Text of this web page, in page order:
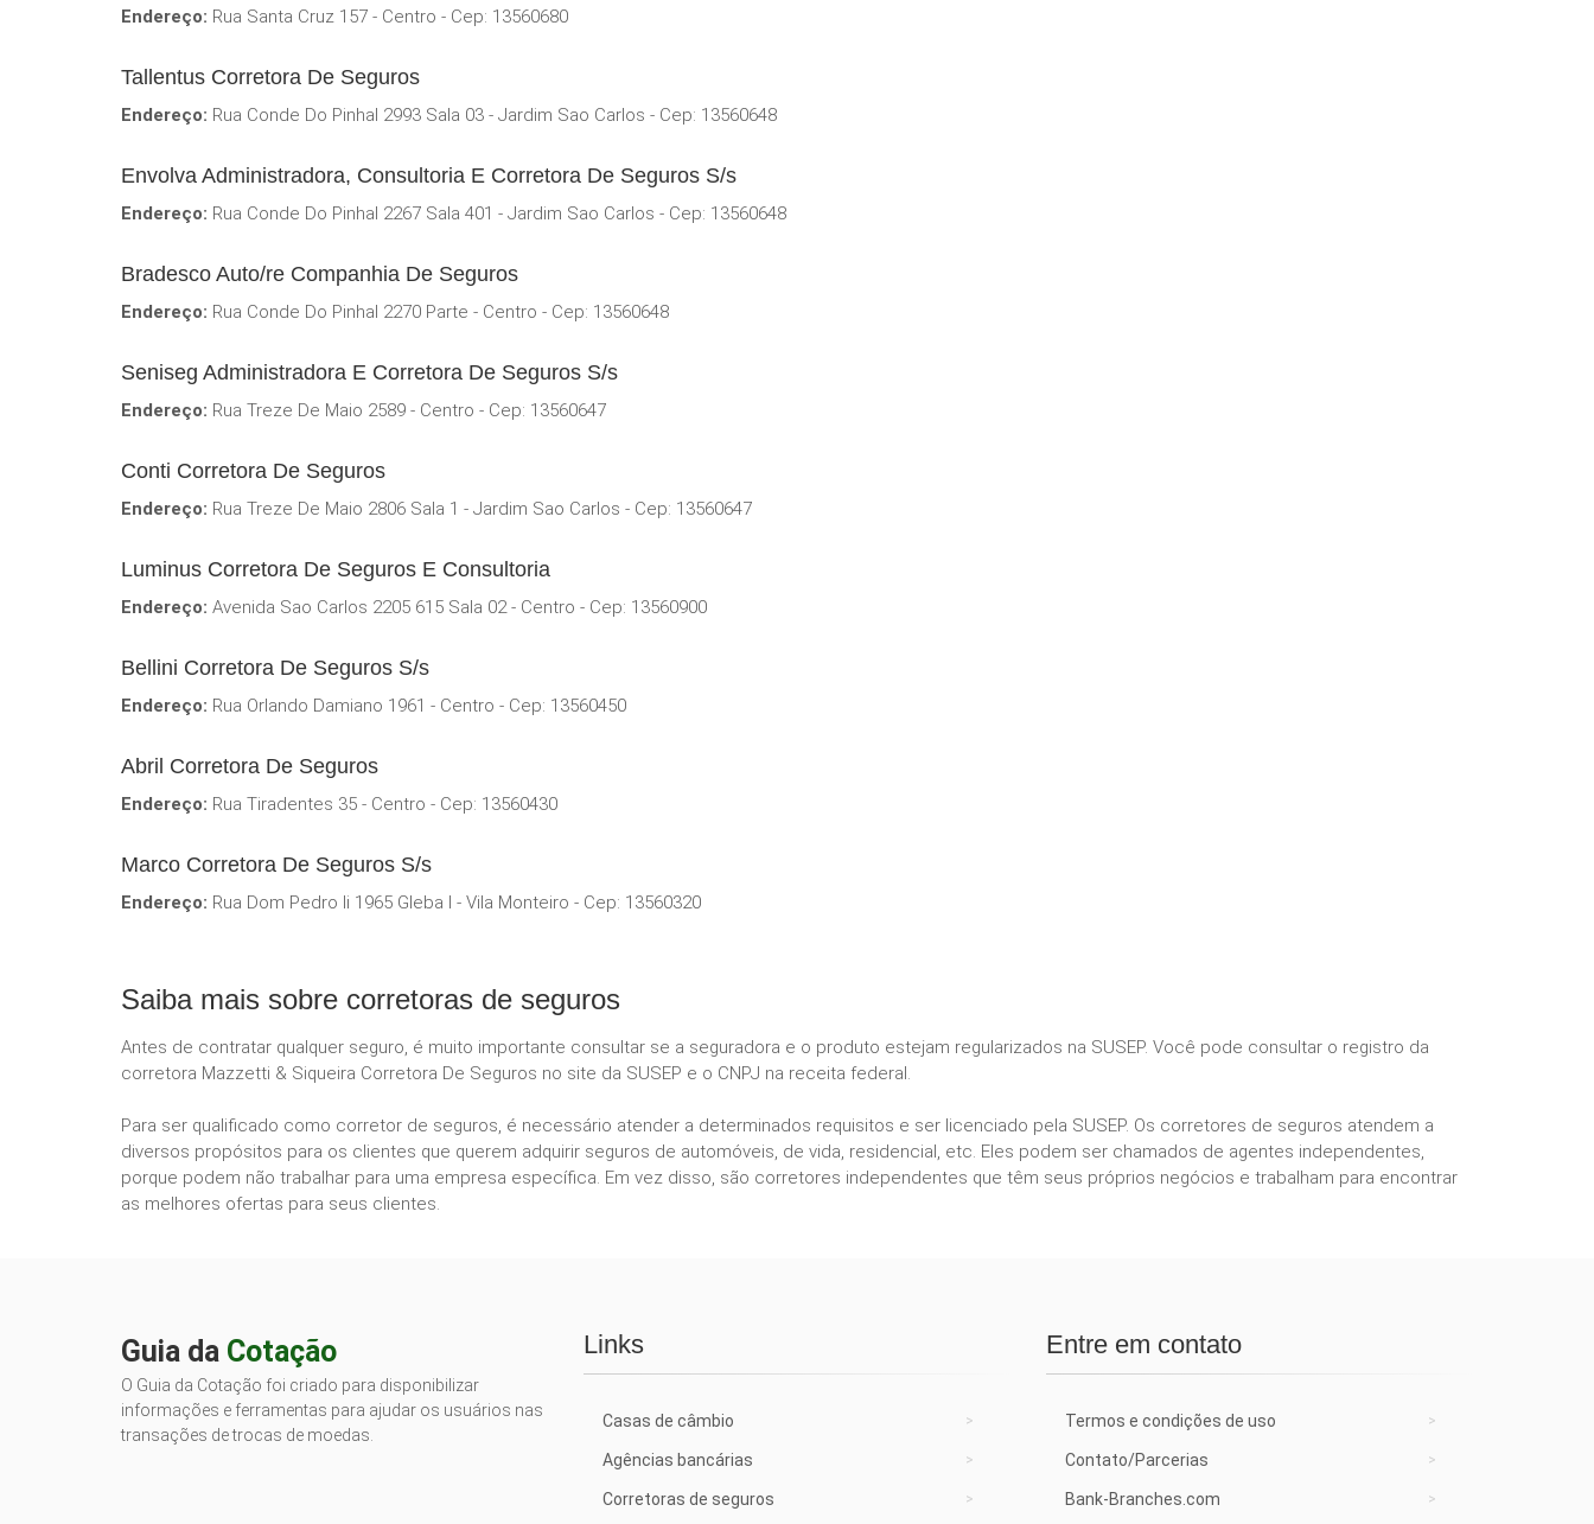
Endereço: Rua Santa Cruz 157 - Centro - Cep: 13560680
Tallentus Corretora De Seguros
Endereço: Rua Conde Do Pinhal 2993 Sala 03 - Jardim Sao Carlos - Cep: 13560648
Envolva Administradora, Consultoria E Corretora De Seguros S/s
Endereço: Rua Conde Do Pinhal 2267 Sala 401 - Jardim Sao Carlos - Cep: 13560648
Bradesco Auto/re Companhia De Seguros
Endereço: Rua Conde Do Pinhal 2270 Parte - Centro - Cep: 13560648
Seniseg Administradora E Corretora De Seguros S/s
Endereço: Rua Treze De Maio 2589 - Centro - Cep: 13560647
Conti Corretora De Seguros
Endereço: Rua Treze De Maio 2806 Sala 1 - Jardim Sao Carlos - Cep: 13560647
Luminus Corretora De Seguros E Consultoria
Endereço: Avenida Sao Carlos 2205 615 Sala 02 - Centro - Cep: 13560900
Bellini Corretora De Seguros S/s
Endereço: Rua Orlando Damiano 1961 - Centro - Cep: 13560450
Abril Corretora De Seguros
Endereço: Rua Tiradentes 35 - Centro - Cep: 13560430
Marco Corretora De Seguros S/s
Endereço: Rua Dom Pedro Ii 1965 Gleba I - Vila Monteiro - Cep: 13560320
Saiba mais sobre corretoras de seguros
Antes de contratar qualquer seguro, é muito importante consultar se a seguradora e o produto estejam regularizados na SUSEP. Você pode consultar o registro da
corretora Mazzetti & Siqueira Corretora De Seguros no site da SUSEP e o CNPJ na receita federal.
Para ser qualificado como corretor de seguros, é necessário atender a determinados requisitos e ser licenciado pela SUSEP. Os corretores de seguros atendem a
diversos propósitos para os clientes que querem adquirir seguros de automóveis, de vida, residencial, etc. Eles podem ser chamados de agentes independentes,
porque podem não trabalhar para uma empresa específica. Em vez disso, são corretores independentes que têm seus próprios negócios e trabalham para encontrar
as melhores ofertas para seus clientes.
Guia da Cotação
O Guia da Cotação foi criado para disponibilizar
informações e ferramentas para ajudar os usuários nas
transações de trocas de moedas.
Links
Casas de câmbio
Agências bancárias
Corretoras de seguros
Entre em contato
Termos e condições de uso
Contato/Parcerias
Bank-Branches.com